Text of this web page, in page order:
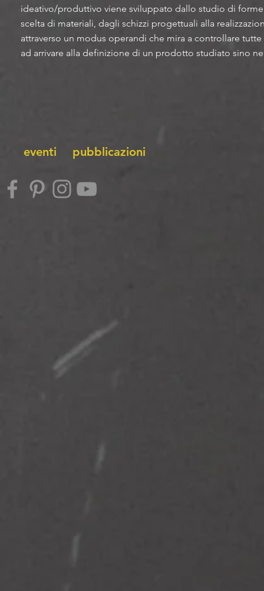
ideativo/produttivo viene sviluppato dallo studio di
scelta di materiali, dagli schizzi progettuali alla
attraverso un modus operandi che mira a controllare
ad arrivare alla definizione di un prodotto studiato sino
eventi pubblicazioni